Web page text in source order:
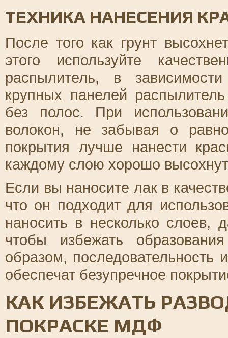
ТЕХНИКА НАНЕСЕНИЯ
После того как грунт
этого используйте
распылитель, в
крупных панелей
без полос. При
волокон, не забывая о
покрытия лучше нанести
каждому слою хорошо
Если вы наносите лак в
что он подходит для
наносить в несколько слоев,
чтобы избежать
образом, последовательность
обеспечат безупречное
КАК ИЗБЕЖАТЬ
ПОКРАСКЕ МДФ